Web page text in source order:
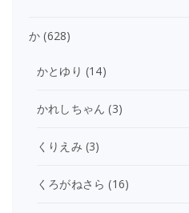
か (628)
かとゆり (14)
かれしちゃん (3)
くりえみ (3)
くろがねさら (16)